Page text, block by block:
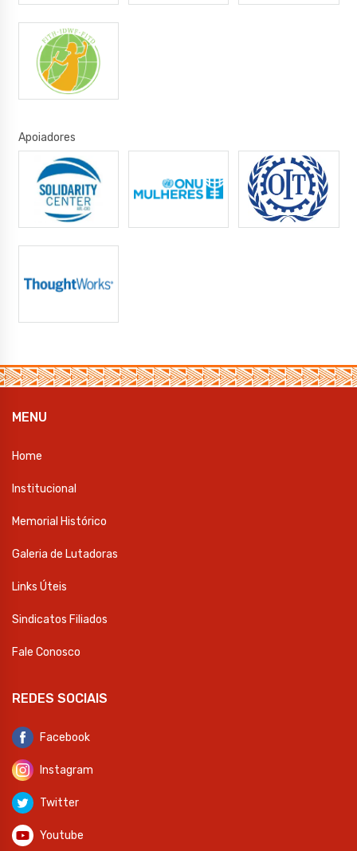
Apoiadores
MENU
Home
Institucional
Memorial Histórico
Galeria de Lutadoras
Links Úteis
Sindicatos Filiados
Fale Conosco
REDES SOCIAIS
Facebook
Instagram
Twitter
Youtube